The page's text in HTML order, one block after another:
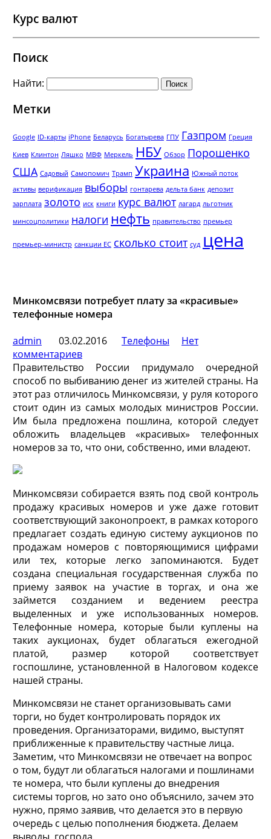
Курс валют
Поиск
Найти:
Метки
Google ID-карты iPhone Беларусь Богатырева ГПУ Газпром Греция
Киев Клинтон Ляшко МВФ Меркель НБУ Обзор Порошенко
США Садовый Самопомич Трамп Украина Южный поток
активы верификация выборы гонтарева дельта банк депозит
зарплата золото иск книги курс валют лагард льготник
минсоцполитики налоги нефть правительство премьер
премьер-министр санкции ЕС сколько стоит суд цена
Минкомсвязи потребует плату за «красивые»
телефонные номера
admin
03.02.2016 Телефоны
Нет
комментариев
Правительство России придумало очередной
способ по выбиванию денег из жителей страны. На
этот раз отличилось Минкомсвязи, у руля которого
стоит один из самых молодых министров России.
Им была предложена пошлина, которой следует
обложить владельцев «красивых» телефонных
номеров за то, что они, собственно, ими владеют.
Минкомсвязи собирается взять под свой контроль
продажу красивых номеров и уже даже готовит
соответствующий законопроект, в рамках которого
предлагает создать единую систему аукционов по
продажам номеров с повторяющимися цифрами
или тех, которые легко запоминаются. Будет
создана специальная государственная служба по
приему заявок на участие в торгах, и она же
займется созданием и ведением реестра
выделенных и уже использованных номеров.
Телефонные номера, которые были куплены на
таких аукционах, будет облагаться ежегодной
платой, размер которой соответствует
госпошлине, установленной в Налоговом кодексе
нашей страны.
Минкомсвязи не станет организовывать сами
торги, но будет контролировать порядок их
проведения. Организаторами, видимо, выступят
приближенные к правительству частные лица.
Заметим, что Минкомсвязи не отвечает на вопрос
о том, будут ли облагаться налогами и пошлинами
те номера, что были куплены до внедрения
системы торгов, но зато оно объяснило, зачем это
нужно, прямо заявив, что делается это в первую
очередь с целью пополнения бюджета. Делаем